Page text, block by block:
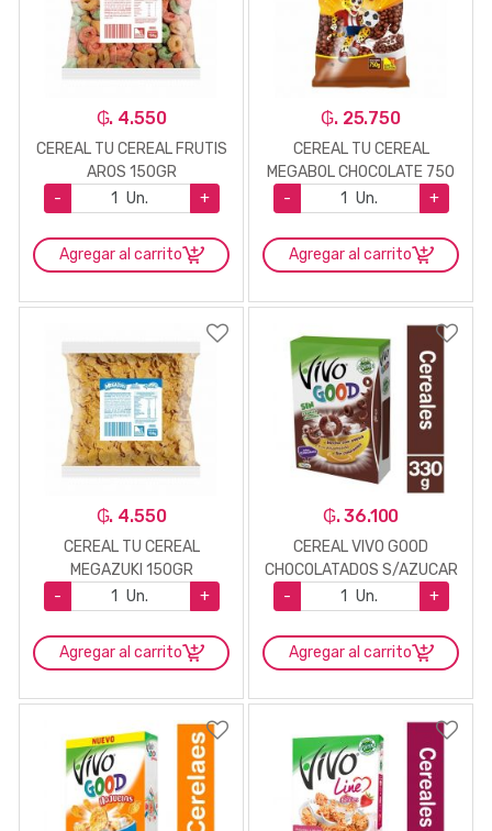
₲. 4.550
CEREAL TU CEREAL FRUTIS
AROS 150GR
-
Un. +
Agregar al carrito
₲. 25.750
CEREAL TU CEREAL
MEGABOL CHOCOLATE 750
GR
- Un. +
Agregar al carrito
₲. 4.550
CEREAL TU CEREAL
MEGAZUKI 150GR
-
Un. +
Agregar al carrito
₲. 36.100
CEREAL VIVO GOOD
CHOCOLATADOS S/AZUCAR
330 GR
- Un. +
Agregar al carrito